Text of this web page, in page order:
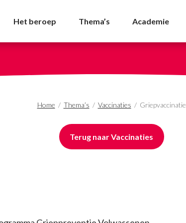
Het beroep Thema’s Academie
Home / Thema’s / Vaccinaties / Griepvaccinatie
Terug naar Vaccinaties